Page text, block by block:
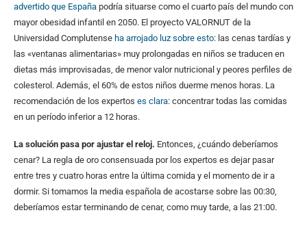
advertido que España podría situarse como el cuarto país del mundo con
mayor obesidad infantil en 2050. El proyecto VALORNUT de la
Universidad Complutense ha arrojado luz sobre esto: las cenas tardías y
las «ventanas alimentarias» muy prolongadas en niños se traducen en
dietas más improvisadas, de menor valor nutricional y peores perfiles de
colesterol. Además, el 60% de estos niños duerme menos horas. La
recomendación de los expertos es clara: concentrar todas las comidas
en un período inferior a 12 horas.
La solución pasa por ajustar el reloj. Entonces, ¿cuándo deberíamos
cenar? La regla de oro consensuada por los expertos es dejar pasar
entre tres y cuatro horas entre la última comida y el momento de ir a
dormir. Si tomamos la media española de acostarse sobre las 00:30,
deberíamos estar terminando de cenar, como muy tarde, a las 21:00.